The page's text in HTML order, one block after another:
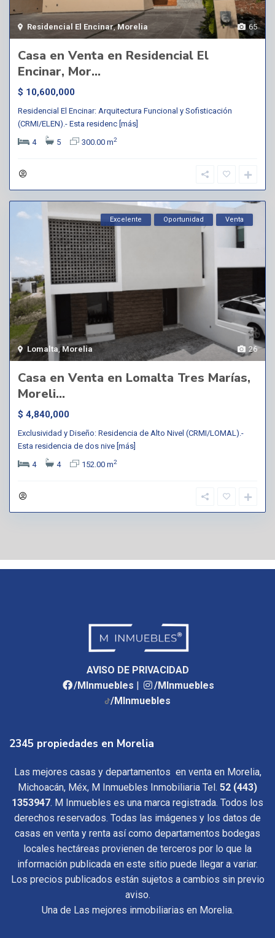
65
Residencial El Encinar,Morelia
Casa en Venta en Residencial El
Encinar, Mor...
$ 10,600,000
Residencial El Encinar: Arquitectura Funcional y Sofisticación
(CRMI/ELEN).- Esta residenc [más]
4
5 300.00 m2
26
Lomalta ,Morelia
Excelente Oportunidad Venta
Casa en Venta en Lomalta Tres Marías,
Moreli...
$ 4,840,000
Exclusividad y Diseño: Residencia de Alto Nivel (CRMI/LOMAL).-
Esta residencia de dos nive [más]
4
4 152.00 m2
AVISO DE PRIVACIDAD
/MInmuebles |
/MInmuebles
/MInmuebles
2345 propiedades en Morelia
Las mejores casas y departamentos en venta en Morelia,
Michoacán, Méx, M Inmuebles Inmobiliaria Tel. 52 (443)
1353947. M Inmuebles es una marca registrada. Todos los
derechos reservados. Todas las imágenes y los datos de
casas en venta y renta así como departamentos bodegas
locales hectáreas provienen de terceros por lo que la
información publicada en este sitio puede llegar a variar.
Los precios publicados están sujetos a cambios sin previo
aviso.
Una de Las mejores inmobiliarias en Morelia.